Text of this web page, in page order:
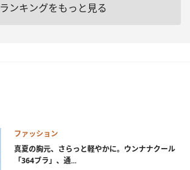
ランキングをもっと見る
ファッション
真夏の胸元、さらっと軽やかに。ウンナナクール
「364ブラ」、通...